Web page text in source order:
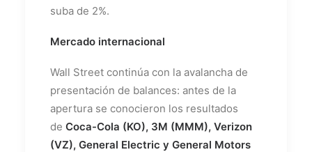
suba de 2%.
Mercado internacional
Wall Street continúa con la avalancha de
presentación de balances: antes de la
apertura se conocieron los resultados
de Coca-Cola (KO), 3M (MMM), Verizon
(VZ), General Electric y General Motors